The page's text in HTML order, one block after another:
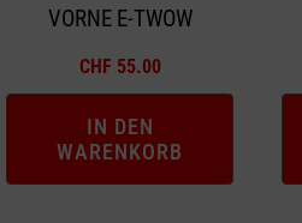
VORNE E-TWOW
CHF 55.00
IN DEN
WARENKORB